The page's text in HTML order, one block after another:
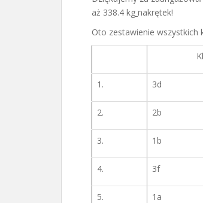
aż 338.4 kg nakrętek!
Oto zestawienie wszystkich
1. 3d
2. 2b
3. 1b
4. 3f
5. 1a